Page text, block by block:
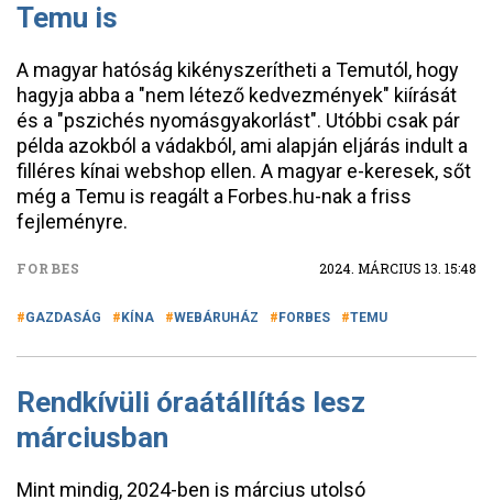
Temu is
A magyar hatóság kikényszerítheti a Temutól, hogy
hagyja abba a "nem létező kedvezmények" kiírását
és a "pszichés nyomásgyakorlást". Utóbbi csak pár
példa azokból a vádakból, ami alapján eljárás indult a
filléres kínai webshop ellen. A magyar e-keresek, sőt
még a Temu is reagált a Forbes.hu-nak a friss
fejleményre.
FORBES 2024. MÁRCIUS 13. 15:48
GAZDASÁG KÍNA WEBÁRUHÁZ FORBES TEMU
Rendkívüli óraátállítás lesz
márciusban
Mint mindig, 2024-ben is március utolsó